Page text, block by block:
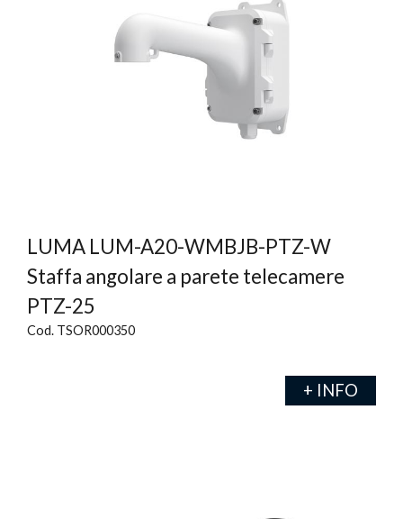
LUMA LUM-A20-WMBJB-PTZ-W
Staffa angolare a parete telecamere
PTZ-25
Cod. TSOR000350
+ INFO